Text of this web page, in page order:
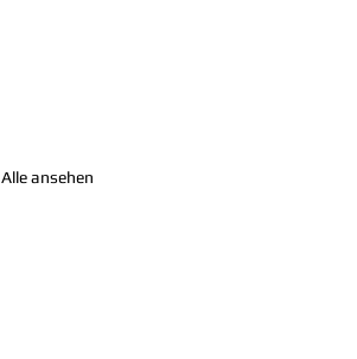
Alle ansehen